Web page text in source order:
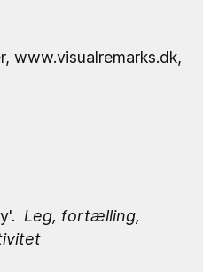
www.visualremarks.dk,
Leg, fortælling,